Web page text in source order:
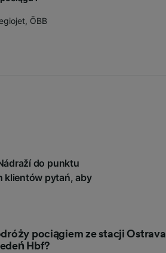
, ÖBB
do punktu
klientów pytań, aby
pociągiem ze stacji Ostrava
Hbf?